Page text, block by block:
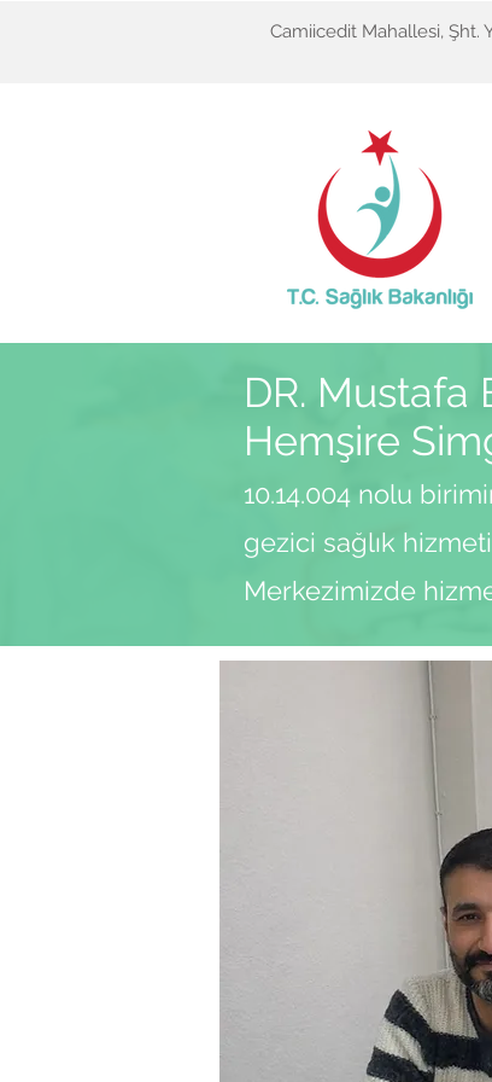
Camiicedit Mahallesi, Şht.
DR. Mustafa
Hemşire
10.14.004 nolu
gezici sağlık
Merkezimizde